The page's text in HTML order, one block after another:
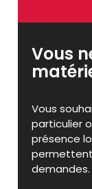
Vous
Vous
particulier
présence
demandes.